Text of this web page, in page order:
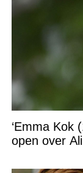
‘Emma Kok
open over Ali